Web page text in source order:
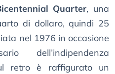
Quarter, una
di dollaro, quindi 25
nel 1976 in occasione
dell’indipendenza
retro è raffigurato un